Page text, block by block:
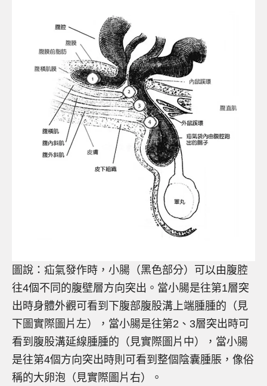
圖說：疝氣發作時，小腸（黑色部分）可以由腹腔
往4個不同的腹壁層方向突出。當小腸是往第1層突
出時身體外觀可看到下腹部腹股溝上端腫腫的（見
下圖實際圖片左），當小腸是往第2、3層突出時可
看到腹股溝延線腫腫的（見實際圖片中），當小腸
是往第4個方向突出時則可看到整個陰囊腫脹，像俗
稱的大卵泡（見實際圖片右）。